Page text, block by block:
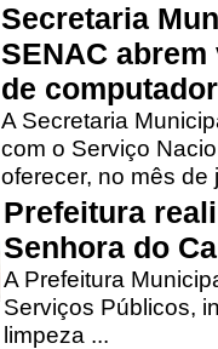
Secretaria
SENAC
de
A Secretaria
com o Serviço
oferecer, no mês de
Prefeitura
Senhora do
A Prefeitura
Serviços Públicos,
limpeza ...